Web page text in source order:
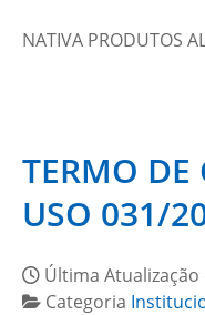
NATIVA PRODUTOS
TERMO DE
USO 031/
Última Atualização
Categoria